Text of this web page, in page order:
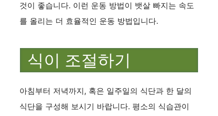
것이 좋습니다. 이런 운동 방법이 뱃살 빠지는 속도
를 올리는 더 효율적인 운동 방법입니다.
식이 조절하기
아침부터 저녁까지, 혹은 일주일의 식단과 한 달의
식단을 구성해 보시기 바랍니다. 평소의 식습관이